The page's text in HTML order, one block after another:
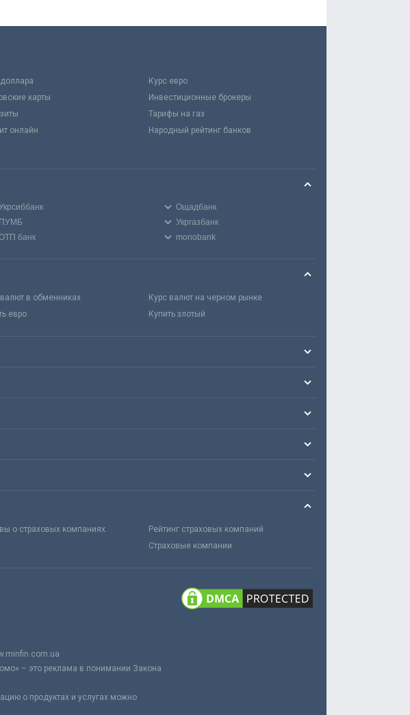
Курс евро
карты
Инвестиционные брокеры
Тарифы на газ
онлайн
Народный рейтинг банков
Ощадбанк
ПУМБ
Укргазбанк
банк monobank
в обменниках
Курс валют на черном рынке
евро Купить злотый
о страховых компаниях
Рейтинг страховых компаний
Страховые компании
– это реклама в понимании Закона
о продуктах и услугах можно